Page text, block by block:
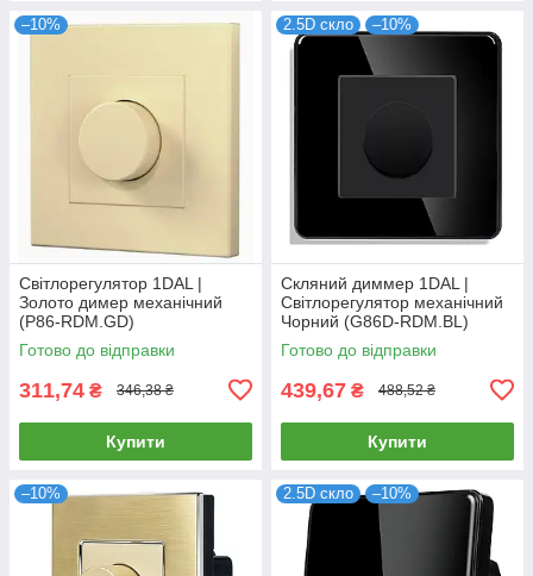
–10%
Світлорегулятор 1DAL |
Золото димер механічний
(P86-RDM.GD)
Готово до відправки
311,74 ₴ 346,38 ₴
Купити
2.5D скло –10%
Скляний диммер 1DAL |
Світлорегулятор механічний
Чорний (G86D-RDM.BL)
Готово до відправки
439,67 ₴ 488,52 ₴
Купити
–10% 2.5D скло –10%